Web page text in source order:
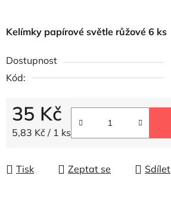
Kelímky papírové světle růžové 6 ks
Dostupnost
Kód:
35 Kč
Měrná cena:
5,83 Kč / 1 ks
Tisk Zeptat se Sdílet